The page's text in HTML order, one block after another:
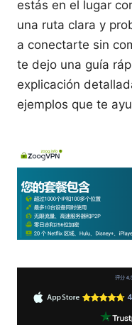
estás en el lugar
una ruta clara y
a conectarte sin
te dejo una guía
explicación
ejemplos que te